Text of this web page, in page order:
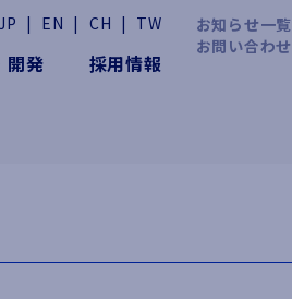
| EN | CH | TW
開発 採用情報
お知らせ一覧
お問い合わせ